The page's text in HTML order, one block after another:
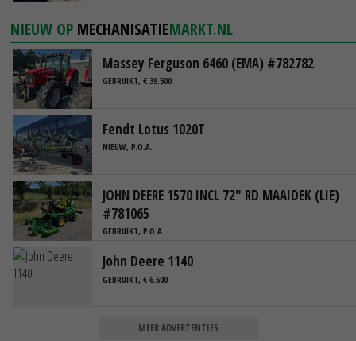
NIEUW OP MECHANISATIEMARKT.NL
Massey Ferguson 6460 (EMA) #782782
GEBRUIKT, € 39.500
Fendt Lotus 1020T
NIEUW, P.O.A.
JOHN DEERE 1570 INCL 72" RD MAAIDEK (LIE)
#781065
GEBRUIKT, P.O.A.
John Deere 1140
GEBRUIKT, € 6.500
MEER ADVERTENTIES